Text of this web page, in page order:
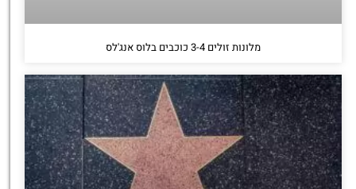
מלונות זולים 3-4 כוכבים בלוס אנג'לס